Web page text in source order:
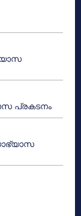
പ്രകടനം